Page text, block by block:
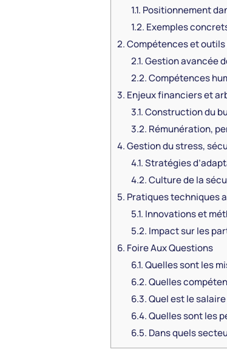
1.1. Positionnement
1.2. Exemples
2.Compétences et
2.1.Gestion avancée
2.2.Compétences
3. Enjeux financiers et
3.1.Construction du
3.2. Rémunération,
4.Gestion du stress,
4.1.Stratégies
4.2.Culture de la
5. Pratiques techniques
5.1. Innovations et
5.2. Impact sur les
6. Foire Aux Questions
6.1.Quelles sont les
6.2.Quelles
6.3.Quel est le
6.4.Quelles sont les
6.5. Dans quels